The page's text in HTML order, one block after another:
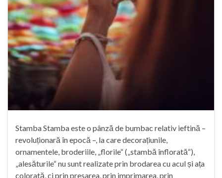
Stamba Stamba este o pânză de bumbac relativ ieftină –
revoluționară în epocă –, la care decorațiunile,
ornamentele, broderiile, „florile“ („stambă înflorată“),
„alesăturile“ nu sunt realizate prin brodarea cu acul și ața
colorată, ci prin presarea, prin imprimarea, prin